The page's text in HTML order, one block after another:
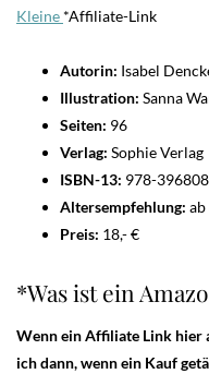
Kleine *Affiliate-Link
Autorin: Isabel
Illustration: Sanna
Seiten: 96
Verlag: Sophie Verlag
ISBN-13: 978-
Altersempfehlung: ab
Preis: 18,- €
*Was ist ein
Wenn ein Affiliate Link hier
ich dann, wenn ein Kauf